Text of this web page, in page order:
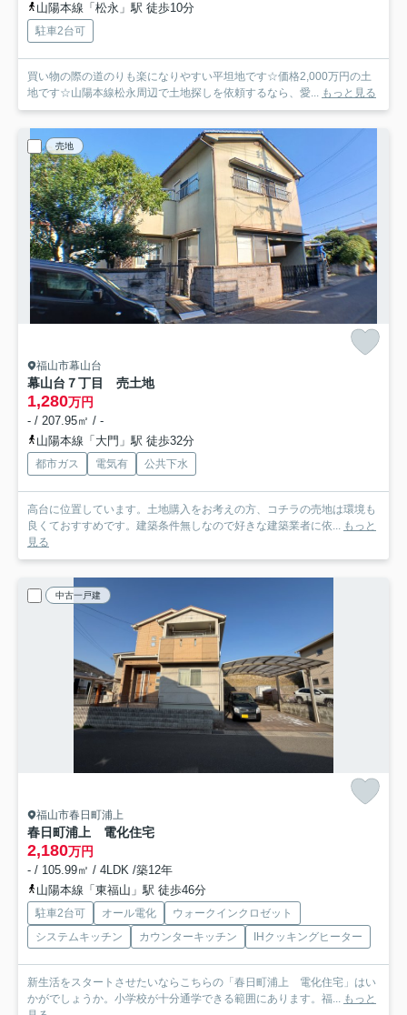
山陽本線「松永」駅 徒歩10分
駐車2台可
買い物の際の道のりも楽になりやすい平坦地です☆価格2,000万円の土
地です☆山陽本線松永周辺で土地探しを依頼するなら、愛... もっと見る
売地
福山市幕山台
幕山台７丁目 売土地
1,280万円
- / 207.95㎡ / -
山陽本線「大門」駅 徒歩32分
都市ガス 電気有 公共下水
高台に位置しています。土地購入をお考えの方、コチラの売地は環境も
良くておすすめです。建築条件無しなので好きな建築業者に依... もっと
見る
中古一戸建
福山市春日町浦上
春日町浦上 電化住宅
2,180万円
- / 105.99㎡ / 4LDK /築12年
山陽本線「東福山」駅 徒歩46分
駐車2台可 オール電化
ウォークインクロゼット
システムキッチン
カウンターキッチン IHクッキングヒーター
新生活をスタートさせたいならこちらの「春日町浦上 電化住宅」はい
かがでしょうか。小学校が十分通学できる範囲にあります。福... もっと